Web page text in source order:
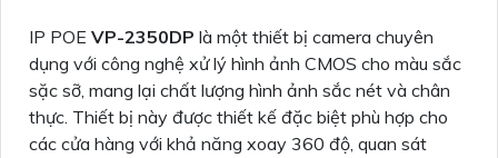
IP POE VP-2350DP là một thiết bị camera chuyên
dụng với công nghệ xử lý hình ảnh CMOS cho màu sắc
sặc sỡ, mang lại chất lượng hình ảnh sắc nét và chân
thực. Thiết bị này được thiết kế đặc biệt phù hợp cho
các cửa hàng với khả năng xoay 360 độ, quan sát